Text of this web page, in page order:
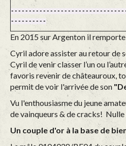
----------
En 2015 sur Argenton il remporte
Cyril adore assister au retour de
Cyril de venir classer l’un ou
favoris revenir de châteauroux,
permit de voir l'arrivée de son
Vu l'enthousiasme du jeune
de vainqueurs & de cracks!
Un couple d'or à la base de